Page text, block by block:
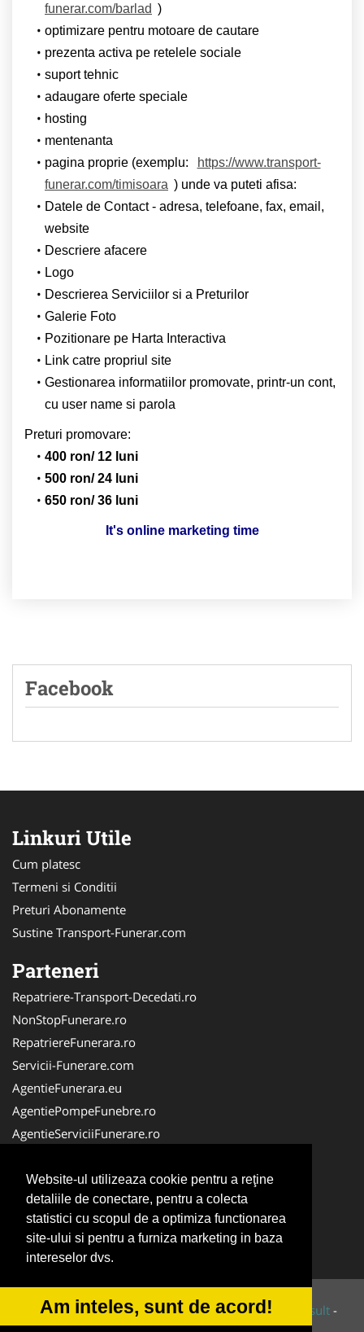
Website-ul utilizeaza cookie pentru a reţine
detaliile de conectare, pentru a colecta
statistici cu scopul de a optimiza functionarea
site-ului si pentru a furniza marketing in baza
intereselor dvs.
Am inteles, sunt de acord!
funerar.com/barlad )
optimizare pentru motoare de cautare
prezenta activa pe retelele sociale
suport tehnic
adaugare oferte speciale
hosting
mentenanta
pagina proprie (exemplu:
https://www.transport-
funerar.com/timisoara ) unde va puteti afisa:
Datele de Contact - adresa, telefoane, fax, email,
website
Descriere afacere
Logo
Descrierea Serviciilor si a Preturilor
Galerie Foto
Pozitionare pe Harta Interactiva
Link catre propriul site
Gestionarea informatiilor promovate, printr-un cont,
cu user name si parola
Preturi promovare:
400 ron/ 12 luni
500 ron/ 24 luni
650 ron/ 36 luni
It's online marketing time
Facebook
Linkuri Utile
Cum platesc
Termeni si Conditii
Preturi Abonamente
Sustine Transport-Funerar.com
Parteneri
Repatriere-Transport-Decedati.ro
NonStopFunerare.ro
RepatriereFunerara.ro
Servicii-Funerare.com
AgentieFunerara.eu
AgentiePompeFunebre.ro
AgentieServiciiFunerare.ro
CasaFunerara.com
Firma-Pompe-Funebre.ro
Firma-Servicii-Funerare.ro
ParastasesiPomeni.ro
© 2014-2026 Powered byVilonMedia&Tokaido Consult -